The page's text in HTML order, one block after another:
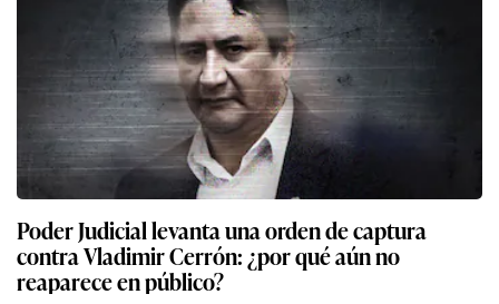
Poder Judicial levanta una orden de captura
contra Vladimir Cerrón: ¿por qué aún no
reaparece en público?